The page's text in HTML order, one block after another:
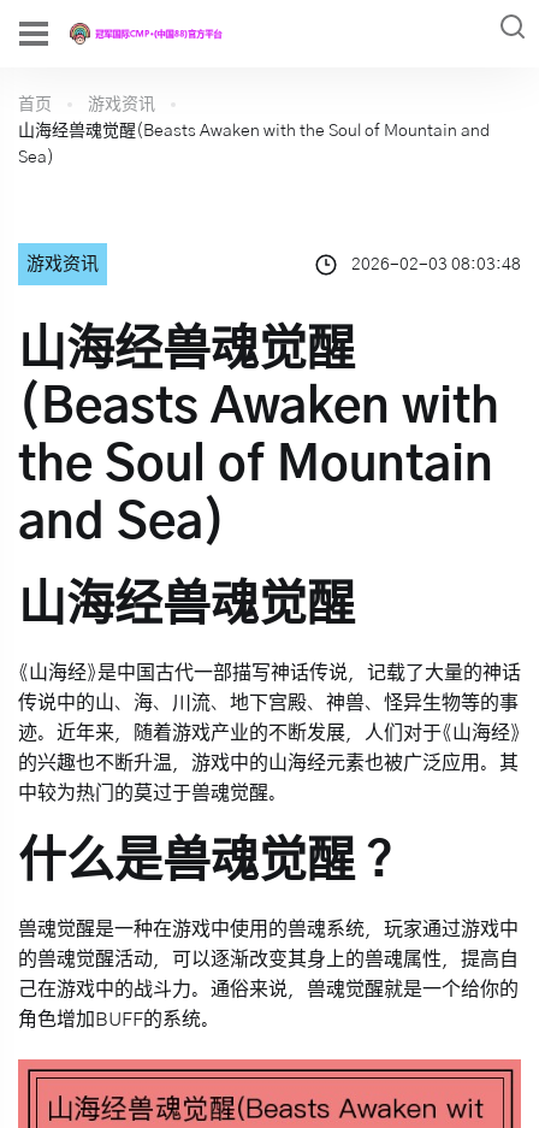
首页
游戏资讯
山海经兽魂觉醒(Beasts Awaken with the Soul of Mountain and
Sea)
游戏资讯 2026-02-03 08:03:48
山海经兽魂觉醒
(Beasts Awaken with
the Soul of Mountain
and Sea)
山海经兽魂觉醒
《山海经》是中国古代一部描写神话传说，记载了大量的神话
传说中的山、海、川流、地下宫殿、神兽、怪异生物等的事
迹。近年来，随着游戏产业的不断发展，人们对于《山海经》
的兴趣也不断升温，游戏中的山海经元素也被广泛应用。其
中较为热门的莫过于兽魂觉醒。
什么是兽魂觉醒？
兽魂觉醒是一种在游戏中使用的兽魂系统，玩家通过游戏中
的兽魂觉醒活动，可以逐渐改变其身上的兽魂属性，提高自
己在游戏中的战斗力。通俗来说，兽魂觉醒就是一个给你的
角色增加BUFF的系统。